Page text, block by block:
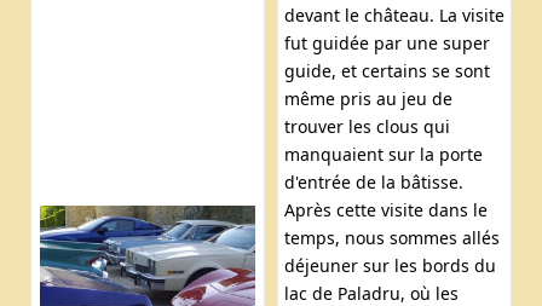
devant le château. La visite
fut guidée par une super
guide, et certains se sont
même pris au jeu de
trouver les clous qui
manquaient sur la porte
d'entrée de la bâtisse.
Après cette visite dans le
temps, nous sommes allés
déjeuner sur les bords du
lac de Paladru, où les